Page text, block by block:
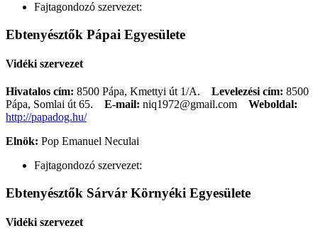
Fajtagondozó szervezet:
Ebtenyésztők Pápai Egyesülete
Vidéki szervezet
Hivatalos cím: 8500 Pápa, Kmettyi út 1/A. Levelezési cím: 8500
Pápa, Somlai út 65.
E-mail: niq1972@gmail.com
Weboldal:
http://papadog.hu/
Elnök: Pop Emanuel Neculai
Fajtagondozó szervezet:
Ebtenyésztők Sárvár Környéki Egyesülete
Vidéki szervezet